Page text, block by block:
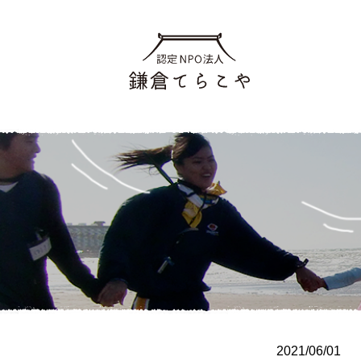
2021/06/01